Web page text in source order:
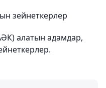
зейнеткерлер
алатын адамдар,